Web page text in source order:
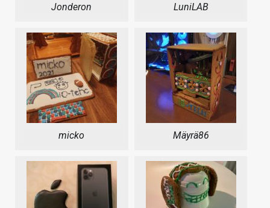
Jonderon LuniLAB
micko Mäyrä86